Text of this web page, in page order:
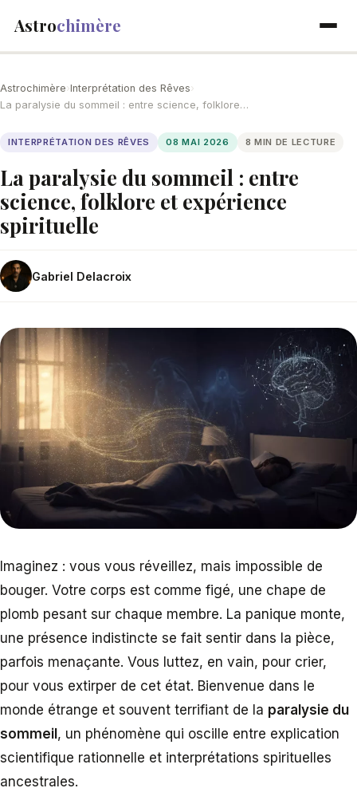
Astrochimère
Astrochimère›Interprétation des Rêves›
La paralysie du sommeil : entre science, folklore…
INTERPRÉTATION DES RÊVES 08 MAI 2026 8 MIN DE LECTURE
La paralysie du sommeil : entre
science, folklore et expérience
spirituelle
Gabriel Delacroix
Imaginez : vous vous réveillez, mais impossible de
bouger. Votre corps est comme figé, une chape de
plomb pesant sur chaque membre. La panique monte,
une présence indistincte se fait sentir dans la pièce,
parfois menaçante. Vous luttez, en vain, pour crier,
pour vous extirper de cet état. Bienvenue dans le
monde étrange et souvent terrifiant de la paralysie du
sommeil , un phénomène qui oscille entre explication
scientifique rationnelle et interprétations spirituelles
ancestrales.